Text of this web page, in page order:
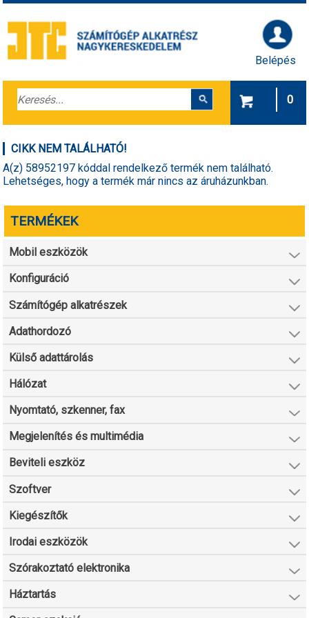
Belépés
0
CIKK NEM TALÁLHATÓ!
A(z) 58952197 kóddal rendelkező termék nem található.
Lehetséges, hogy a termék már nincs az áruházunkban.
TERMÉKEK
Mobil eszközök
Konfiguráció
Számítógép alkatrészek
Adathordozó
Külső adattárolás
Hálózat
Nyomtató, szkenner, fax
Megjelenítés és multimédia
Beviteli eszköz
Szoftver
Kiegészítők
Irodai eszközök
Szórakoztató elektronika
Háztartás